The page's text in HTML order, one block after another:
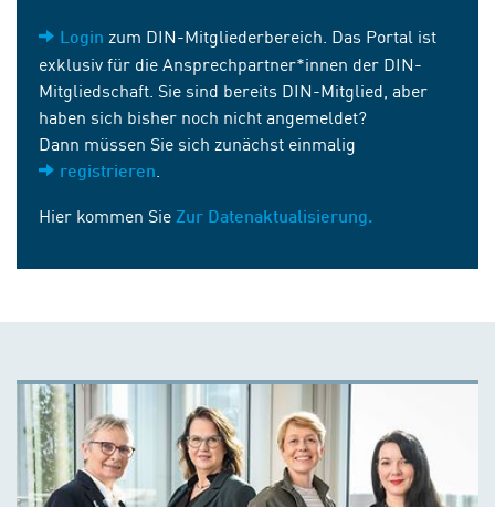
Login zum DIN-Mitgliederbereich. Das Portal ist
exklusiv für die Ansprechpartner*innen der DIN-
Mitgliedschaft. Sie sind bereits DIN-Mitglied, aber
haben sich bisher noch nicht angemeldet?
Dann müssen Sie sich zunächst einmalig
registrieren
Hier kommen Sie Zur Datenaktualisierung.